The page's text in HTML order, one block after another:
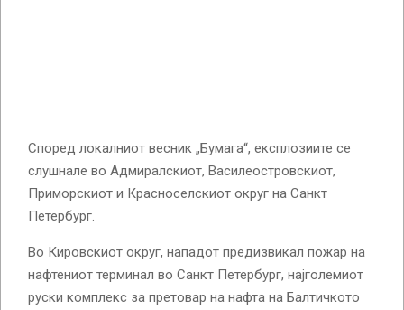
Според локалниот весник „Бумага“, експлозиите се
слушнале во Адмиралскиот, Василеостровскиот,
Приморскиот и Красноселскиот округ на Санкт
Петербург.
Во Кировскиот округ, нападот предизвикал пожар на
нафтениот терминал во Санкт Петербург, најголемиот
руски комплекс за претовар на нафта на Балтичкото